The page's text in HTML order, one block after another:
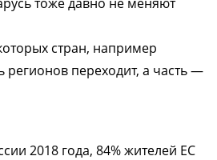
стран, например
регионов переходит, а часть —
2018 года, 84% жителей ЕС